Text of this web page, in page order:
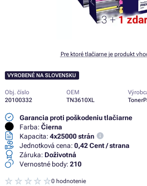
Pre ktoré tlačiarne je produkt
VYROBENÉ NA SLOVENSKU
Obj. číslo
20100332
OEM
TN3610XL
Garancia proti poškodeniu tlačiarne
Farba: Čierna
Kapacita: 4x25000 strán
Jednotková cena: 0,42 Cent / strana
Záruka: Doživotná
Vernostné body: 210
0 hodnotenie